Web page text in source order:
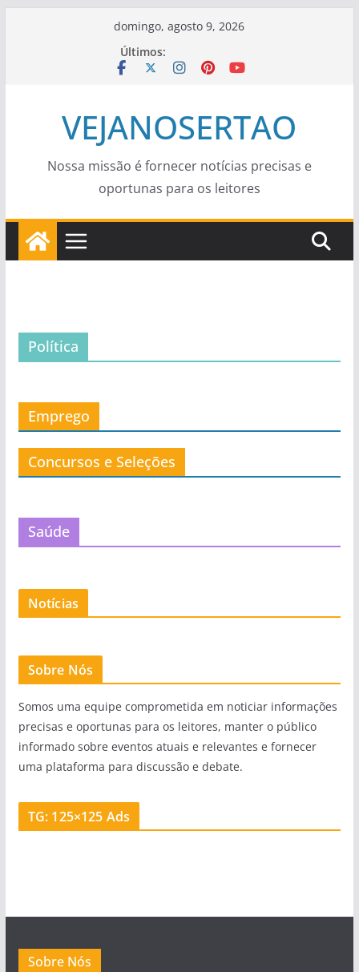
domingo, agosto 9, 2026
Últimos:
VEJANOSERTAO
Nossa missão é fornecer notícias precisas e
oportunas para os leitores
Política
Emprego
Concursos e Seleções
Saúde
Notícias
Sobre Nós
Somos uma equipe comprometida em noticiar informações
precisas e oportunas para os leitores, manter o público
informado sobre eventos atuais e relevantes e fornecer
uma plataforma para discussão e debate.
TG: 125×125 Ads
Sobre Nós